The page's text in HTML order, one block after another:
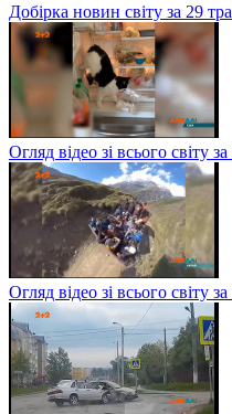
Добірка новин світу за 29
Огляд відео зі всього світу
Огляд відео зі всього світу